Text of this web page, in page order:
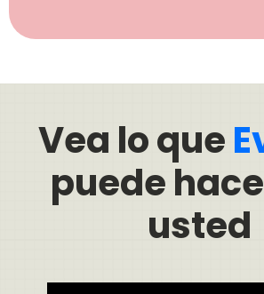
Vea lo que
puede
usted